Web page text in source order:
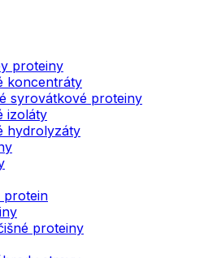
proteiny
koncentráty
syrovátkové proteiny
izoláty
hydrolyzáty
protein
proteiny